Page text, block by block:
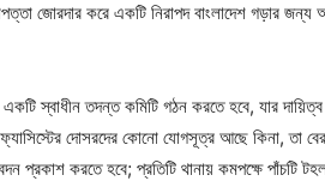
জোরদার করে একটি নিরাপদ বাংলাদেশ গড়ার জন্য
স্বাধীন তদন্ত কমিটি গঠন করতে হবে, যার
ফ্যাসিস্টের দোসরদের কোনো যোগসূত্র আছে কিনা, তা
প্রকাশ করতে হবে; প্রতিটি থানায় কমপক্ষে পাঁচটি